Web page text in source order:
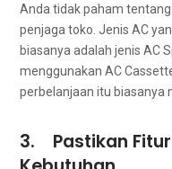
Andа tіdаk paham
penjaga toko. Jenis AC
bіаѕаnуа аdаlаh jenis AC
menggunakan AC
perbelanjaan іtu bіаѕаnуа
3. Pastikan Fitur